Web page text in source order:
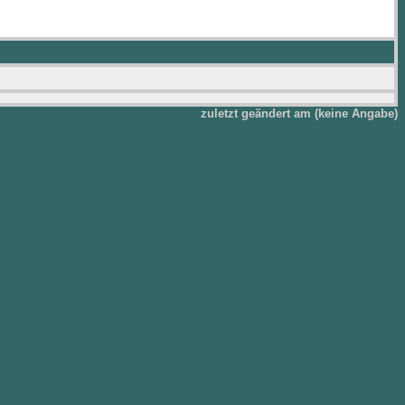
zuletzt geändert am (keine Angabe)